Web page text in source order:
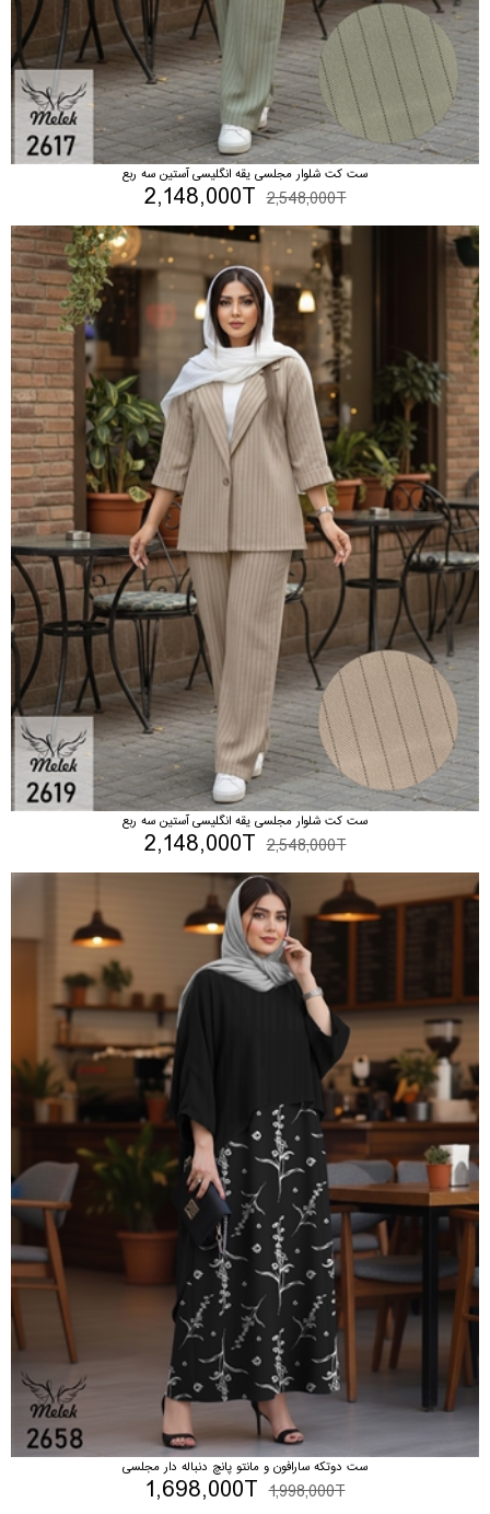
ست کت شلوار مجلسی یقه انگلیسی آستین سه ربع
2,548,000T
2,148,000T
ست کت شلوار مجلسی یقه انگلیسی آستین سه ربع
2,548,000T
2,148,000T
ست دوتکه سارافون و مانتو پانچ دنباله دار مجلسی
1,998,000T
1,698,000T